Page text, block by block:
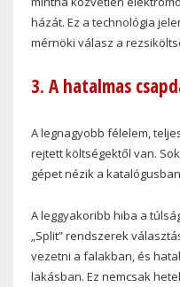
házát. Ez a technológia
mérnöki válasz a
3. A hatalmas
A legnagyobb félelem,
rejtett költségektől van.
gépet nézik a
A leggyakoribb hiba a
„Split” rendszerek
vezetni a falakban, és
lakásban. Ez nemcsak